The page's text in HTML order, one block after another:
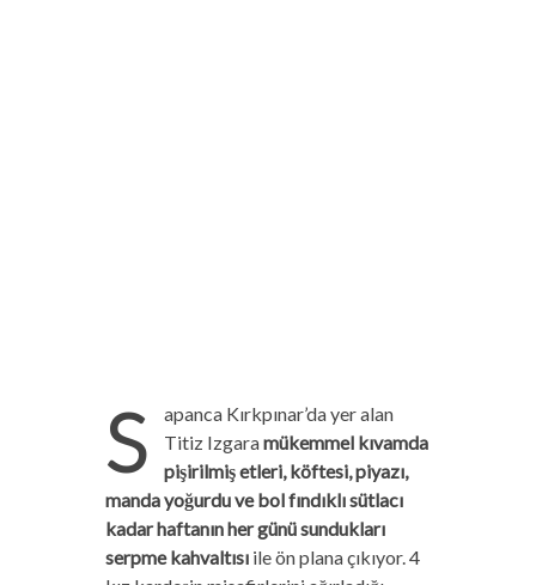
S
apanca Kırkpınar’da yer alan
Titiz Izgaramükemmel kıvamda
pişirilmiş etleri, köftesi, piyazı,
manda yoğurdu ve bol fındıklı sütlacı
kadar haftanın her günü sundukları
serpme kahvaltısıile ön plana çıkıyor. 4